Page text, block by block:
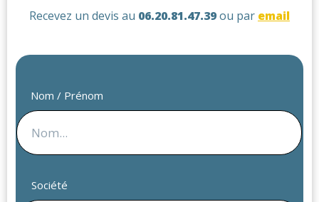
Recevez un devis au 06.20.81.47.39ou par email
Nom / Prénom
Société